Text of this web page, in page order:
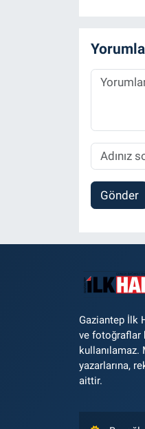
Gönder
Gaziantep İlk
ve fotoğraflar
kullanılamaz.
yazarlarına,
aittir.